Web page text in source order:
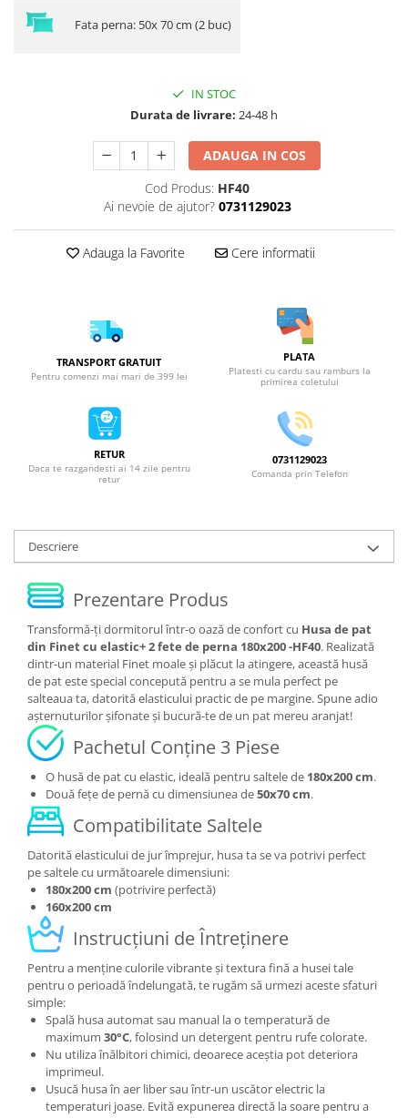
Fata perna: 50x 70 cm (2 buc)
IN STOC
Durata de livrare: 24-48 h
ADAUGA IN COS
Cod Produs: HF40
Ai nevoie de ajutor? 0731129023
Adauga la Favorite Cere informatii
TRANSPORT GRATUIT
Pentru comenzi mai mari de 399 lei
PLATA
Platesti cu cardu sau ramburs la
primirea coletului
RETUR
Daca te razgandesti ai 14 zile pentru
retur
0731129023
Comanda prin Telefon
Descriere
Prezentare Produs
Transformă-ți dormitorul într-o oază de confort cu Husa de pat
din Finet cu elastic+ 2 fete de perna 180x200 -HF40. Realizată
dintr-un material Finet moale și plăcut la atingere, această husă
de pat este special concepută pentru a se mula perfect pe
salteaua ta, datorită elasticului practic de pe margine. Spune adio
așternuturilor șifonate și bucură-te de un pat mereu aranjat!
Pachetul Conține 3 Piese
O husă de pat cu elastic, ideală pentru saltele de 180x200 cm.
Două fețe de pernă cu dimensiunea de50x70 cm.
Compatibilitate Saltele
Datorită elasticului de jur împrejur, husa ta se va potrivi perfect
pe saltele cu următoarele dimensiuni:
180x200 cm (potrivire perfectă)
160x200 cm
Instrucțiuni de Întreținere
Pentru a menține culorile vibrante și textura fină a husei tale
pentru o perioadă îndelungată, te rugăm să urmezi aceste sfaturi
simple:
Spală husa automat sau manual la o temperatură de
maximum 30°C, folosind un detergent pentru rufe colorate.
Nu utiliza înălbitori chimici, deoarece aceștia pot deteriora
imprimeul.
Usucă husa în aer liber sau într-un uscător electric la
temperaturi joase. Evită expunerea directă la soare pentru a